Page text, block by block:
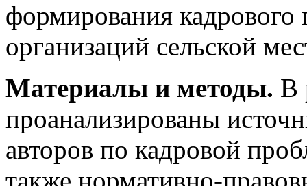
формирования
организаций сельской
Материалы и методы. В
проанализированы
авторов по кадровой